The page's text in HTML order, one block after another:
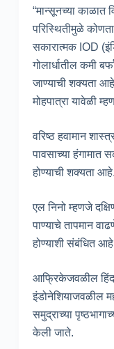
“मान्सूनच्या काळात
परिस्थितीमुळे
सकारात्मक IOD
गोलार्धातील कमी
जाण्याची शक्यता
मोहपात्रा यावेळी
वरिष्ठ हवामान
पावसाच्या हंगामात
होण्याची शक्यता आहे.
एल निनो म्हणजे
पाण्याचे तापमान
होण्याशी संबंधित
आफ्रिकेजवळील हिंद
इंडोनेशियाजवळील
समुद्राच्या
केली जाते.